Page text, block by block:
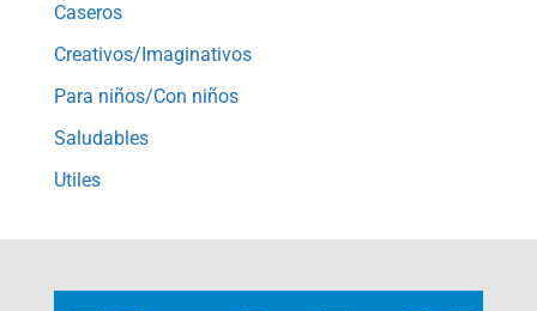
Caseros
Creativos/Imaginativos
Para niños/Con niños
Saludables
Utiles